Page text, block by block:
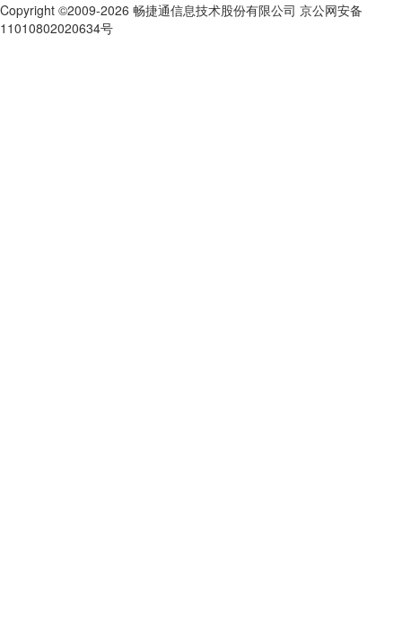
Copyright ©2009-2026 畅捷通信息技术股份有限公司 京公网安备
11010802020634号